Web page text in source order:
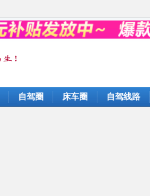
自驾圈 床车圈 自驾线路